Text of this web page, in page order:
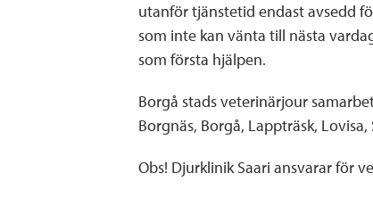
utanför tjänstetid endast avsedd
som inte kan vänta till nästa
som första hjälpen.
Borgå stads veterinärjour
Borgnäs, Borgå, Lappträsk, Lovisa,
Obs! Djurklinik Saari ansvarar för